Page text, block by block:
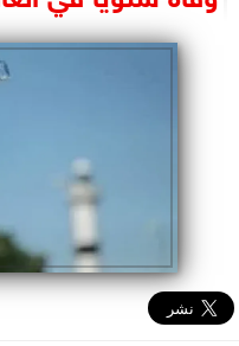
البرلمان